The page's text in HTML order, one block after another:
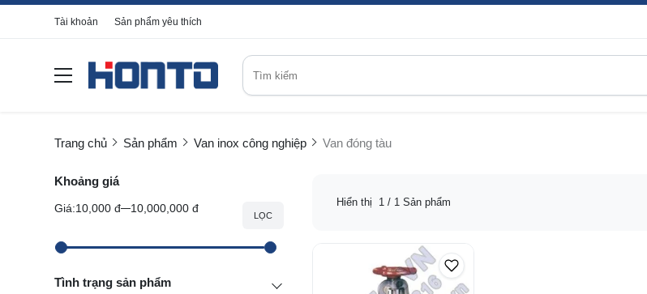
Tài khoản Sản phẩm yêu thích
Trang chủ Sản phẩm Van inox công nghiệp Van đóng tàu
Khoảng giá
Giá:10,000 đ 10,000,000 đ
LỌC
Tình trạng sản phẩm
Hiển thị 1/ 1 Sản phẩm